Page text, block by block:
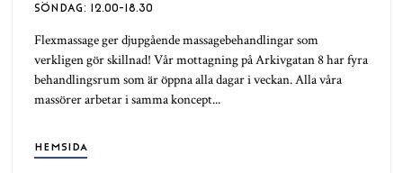
SÖNDAG: 12.00-18.30
Flexmassage ger djupgående massagebehandlingar som
verkligen gör skillnad! Vår mottagning på Arkivgatan 8 har fyra
behandlingsrum som är öppna alla dagar i veckan. Alla våra
massörer arbetar i samma koncept...
HEMSIDA